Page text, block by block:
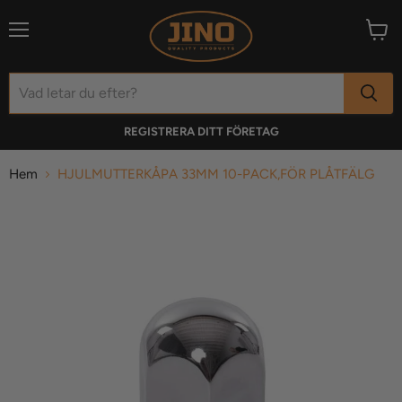
REGISTRERA DITT FÖRETAG
Hem HJULMUTTERKÅPA 33MM 10-PACK,FÖR PLÅTFÄLG